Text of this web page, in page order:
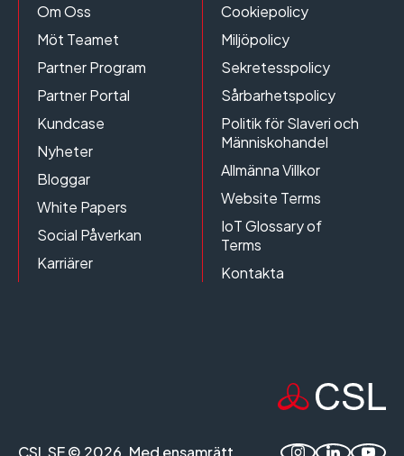
Om Oss
Möt Teamet
Partner Program
Partner Portal
Kundcase
Nyheter
Bloggar
White Papers
Social Påverkan
Karriärer
Cookiepolicy
Miljöpolicy
Sekretesspolicy
Sårbarhetspolicy
Politik för Slaveri och
Människohandel
Allmänna Villkor
Website Terms
IoT Glossary of
Terms
Kontakta